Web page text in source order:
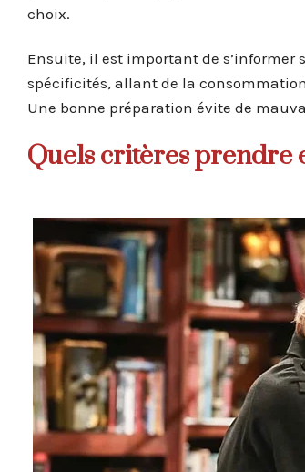
choix.
Ensuite, il est important de s’informer
spécificités, allant de la
Une bonne préparation évite de
Quels critères prendre